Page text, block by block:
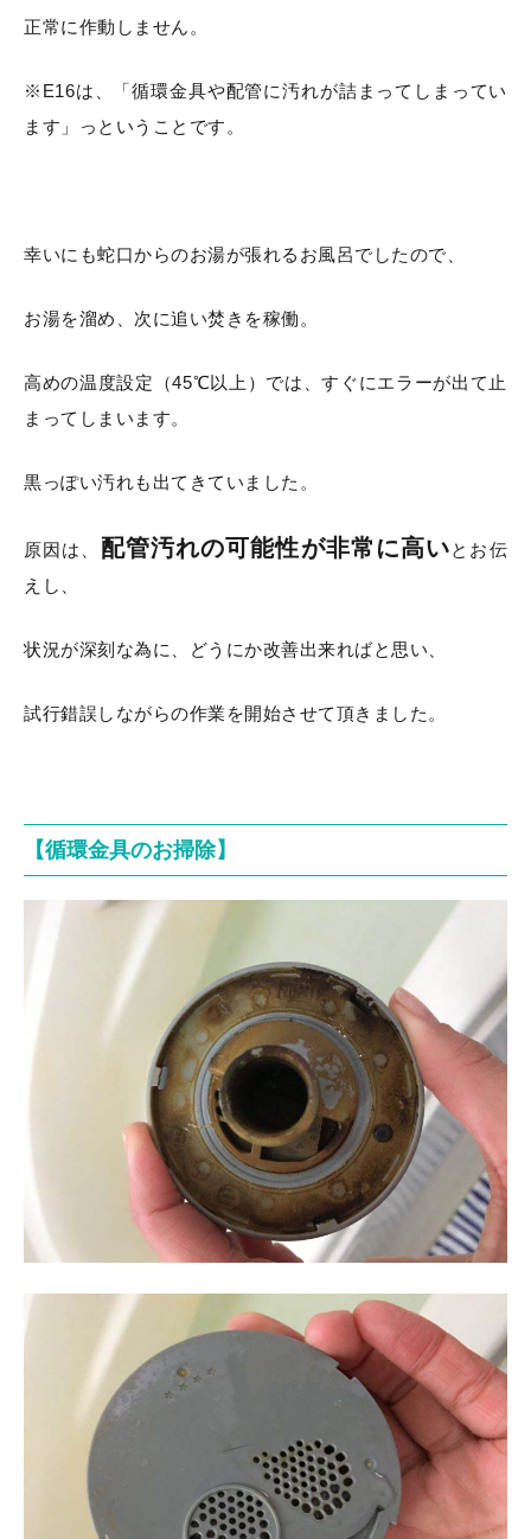
正常に作動しません。
※E16は、「循環金具や配管に汚れが詰まってしまってい
ます」っということです。
幸いにも蛇口からのお湯が張れるお風呂でしたので、
お湯を溜め、次に追い焚きを稼働。
高めの温度設定（45℃以上）では、すぐにエラーが出て止
まってしまいます。
黒っぽい汚れも出てきていました。
原因は、 配管汚れの可能性が非常に高いとお伝
えし、
状況が深刻な為に、どうにか改善出来ればと思い、
試行錯誤しながらの作業を開始させて頂きました。
【循環金具のお掃除】